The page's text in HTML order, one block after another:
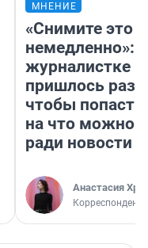
МНЕНИЕ
«Снимите это
немедленно»:
журналистке
пришлось
чтобы попасть
на что можно
ради новости
Анастасия
Корреспондент